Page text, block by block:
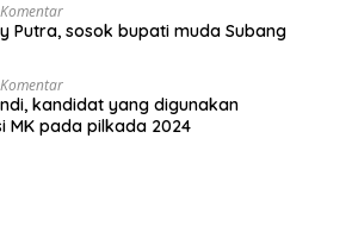
Putra, sosok bupati muda Subang
kandidat yang digunakan
MK pada pilkada 2024